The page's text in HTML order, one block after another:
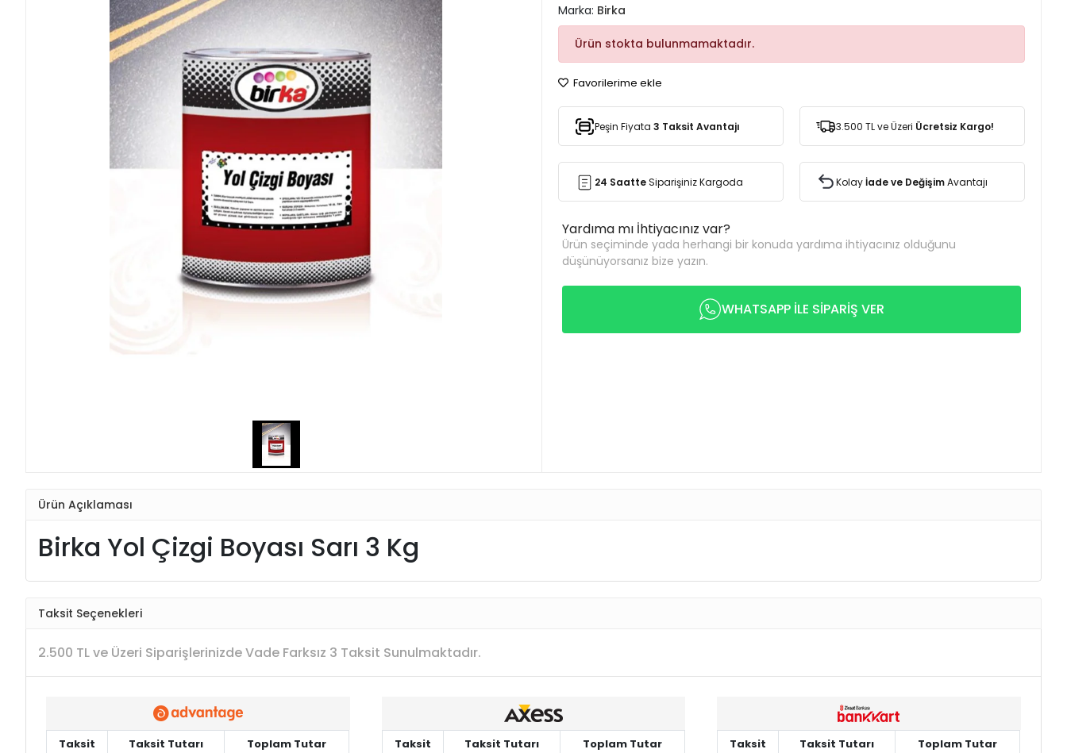
Marka: Birka
Ürün stokta bulunmamaktadır.
Favorilerime ekle
Peşin Fiyata 3 Taksit Avantajı 3.500 TL ve Üzeri Ücretsiz Kargo!
24 SaatteSiparişiniz Kargoda Kolayİade ve DeğişimAvantajı
Yardıma mı İhtiyacınız var?
Ürün seçiminde yada herhangi bir konuda yardıma ihtiyacınız olduğunu
düşünüyorsanız bize yazın.
WHATSAPP İLE SİPARİŞ VER
Ürün Açıklaması
Birka Yol Çizgi Boyası Sarı 3 Kg
Taksit Seçenekleri
2.500 TL ve Üzeri Siparişlerinizde Vade Farksız 3 Taksit Sunulmaktadır.
Taksit Taksit Tutarı
Toplam Tutar
Taksit Taksit Tutarı
Toplam Tutar
Taksit Taksit Tutarı
Toplam Tutar